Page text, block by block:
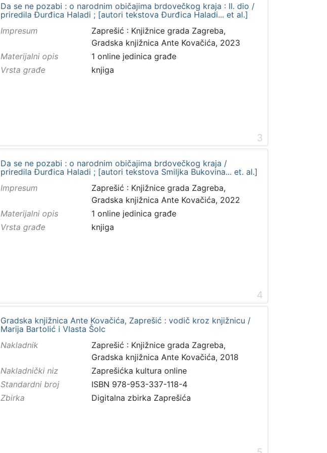
Da se ne pozabi : o narodnim običajima brdovečkog kraja : II. dio /
priredila Đurđica Haladi ; [autori tekstova Đurđica Haladi... et al.]
Impresum
Zaprešić : Knjižnice grada Zagreba,
Gradska knjižnica Ante Kovačića, 2023
Materijalni opis
1 online jedinica građe
Vrsta građe
knjiga
3
Da se ne pozabi : o narodnim običajima brdovečkog kraja /
priredila Đurđica Haladi ; [autori tekstova Smiljka Bukovina... et. al.]
Impresum
Zaprešić : Knjižnice grada Zagreba,
Gradska knjižnica Ante Kovačića, 2022
Materijalni opis
1 online jedinica građe
Vrsta građe
knjiga
4
Gradska knjižnica Ante Kovačića, Zaprešić : vodič kroz knjižnicu /
Marija Bartolić i Vlasta Šolc
Nakladnik
Zaprešić : Knjižnice grada Zagreba,
Gradska knjižnica Ante Kovačića, 2018
Nakladnički niz
Zaprešićka kultura online
Standardni broj
ISBN 978-953-337-118-4
Zbirka
Digitalna zbirka Zaprešića